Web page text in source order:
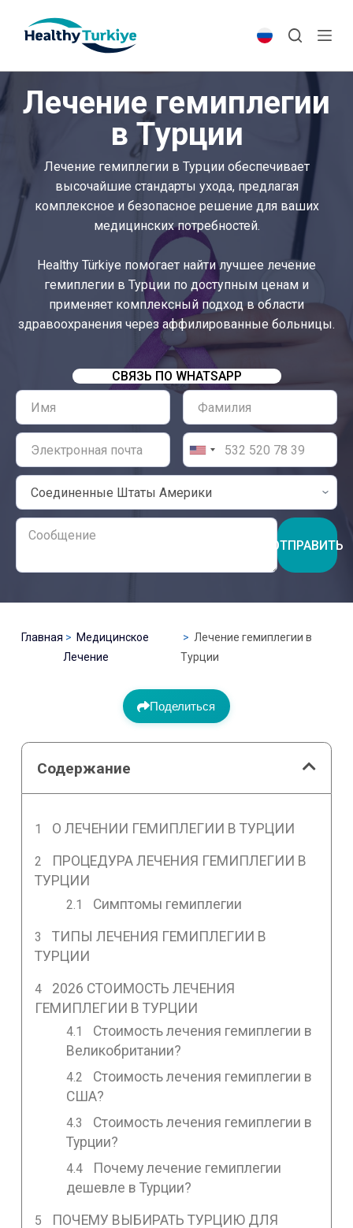
p
e
n
Лечение гемиплегии
в Турции
Лечение гемиплегии в Турции обеспечивает
высочайшие стандарты ухода, предлагая
комплексное и безопасное решение для ваших
медицинских потребностей.
Healthy Türkiye помогает найти лучшее лечение
гемиплегии в Турции по доступным ценам и
применяет комплексный подход в области
здравоохранения через аффилированные больницы.
СВЯЗЬ ПО WHATSAPP
ОТПРАВИТЬ
Главная
Медицинское
Лечение
Лечение гемиплегии в
Турции
Поделиться
Содержание
О ЛЕЧЕНИИ ГЕМИПЛЕГИИ В ТУРЦИИ
ПРОЦЕДУРА ЛЕЧЕНИЯ ГЕМИПЛЕГИИ В
ТУРЦИИ
Симптомы гемиплегии
ТИПЫ ЛЕЧЕНИЯ ГЕМИПЛЕГИИ В
ТУРЦИИ
2026 СТОИМОСТЬ ЛЕЧЕНИЯ
ГЕМИПЛЕГИИ В ТУРЦИИ
Стоимость лечения гемиплегии в
Великобритании?
Стоимость лечения гемиплегии в
США?
Стоимость лечения гемиплегии в
Турции?
Почему лечение гемиплегии
дешевле в Турции?
ПОЧЕМУ ВЫБИРАТЬ ТУРЦИЮ ДЛЯ